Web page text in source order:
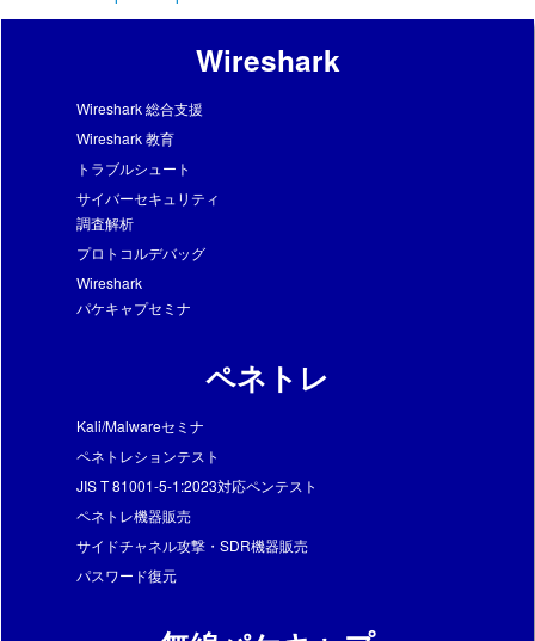
Wireshark
Wireshark 総合支援
Wireshark 教育
トラブルシュート
サイバーセキュリティ
調査解析
プロトコルデバッグ
Wireshark
パケキャプセミナ
ペネトレ
Kali/Malwareセミナ
ペネトレションテスト
JIS T 81001-5-1:2023対応ペンテスト
ペネトレ機器販売
サイドチャネル攻撃・SDR機器販売
パスワード復元